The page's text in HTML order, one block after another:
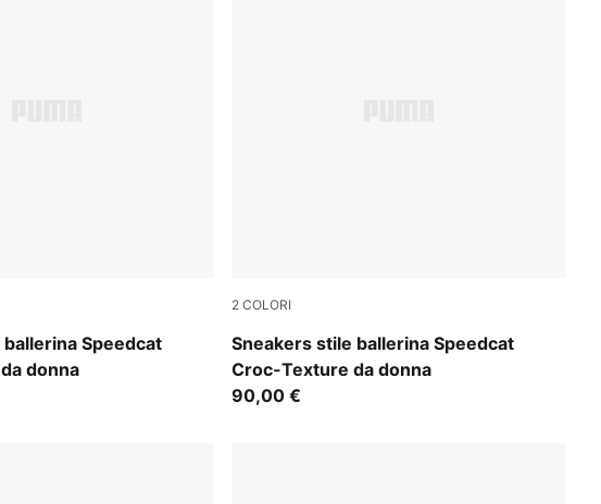
Speedcat
donna
Black
2 COLORI
Sneakers stile ballerina Speedcat
Croc-Texture da donna
Inky Depths-PUMA Black
90,00 €